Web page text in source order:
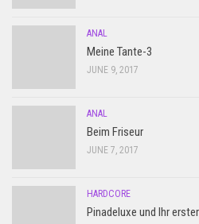
ANAL
Meine Tante-3
JUNE 9, 2017
ANAL
Beim Friseur
JUNE 7, 2017
HARDCORE
Pinadeluxe und Ihr